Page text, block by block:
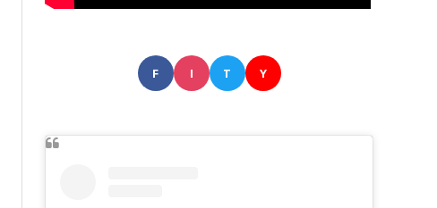
F I T Y